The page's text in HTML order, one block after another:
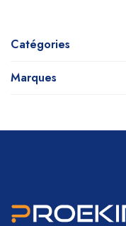
Catégories
Marques